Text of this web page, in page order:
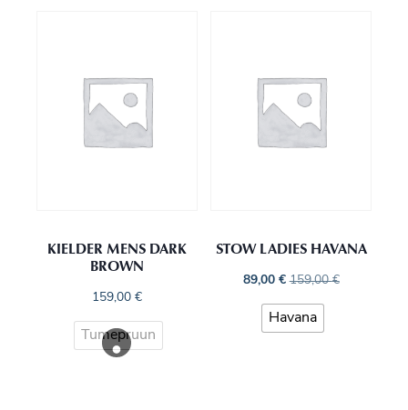
KIELDER MENS DARK
BROWN
159,00 €
Tumepruun
STOW LADIES HAVANA
89,00 € 159,00€
Havana